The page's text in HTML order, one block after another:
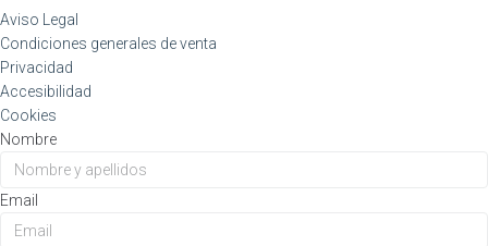
Aviso Legal
Condiciones generales de venta
Privacidad
Accesibilidad
Cookies
Nombre
Email